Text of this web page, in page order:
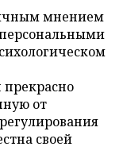
мнением
от
своей